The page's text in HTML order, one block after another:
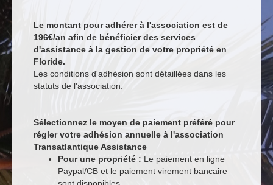
Le montant pour adhérer à l'association est de
196€/an afin de bénéficier des services
d'assistance à la gestion de votre propriété en
Floride.
Les conditions d'adhésion sont détaillées dans les
statuts de l'association.
Sélectionnez le moyen de paiement préféré pour
régler votre adhésion annuelle à l'association
Transatlantique Assistance
Pour une propriété : Le paiement en ligne
Paypal/CB et le paiement virement bancaire